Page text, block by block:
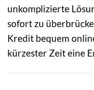
unkomplizierte
sofort zu
Kredit bequem
kürzester Zeit eine